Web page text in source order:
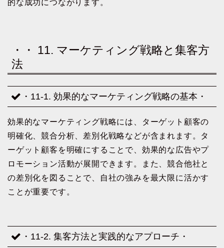
的な成功につながります。
・・ 11. マーケティング戦略と集客方
法
・11-1. 効果的なマーケティング戦略の基本・
効果的なマーケティング戦略には、ターゲット顧客の
明確化、競合分析、差別化戦略などが含まれます。タ
ーゲット顧客を明確にすることで、効果的な広告やプ
ロモーション活動が展開できます。また、競合他社と
の差別化を図ることで、自社の強みを最大限に活かす
ことが重要です。
・11-2. 集客方法と実践的なアプローチ・